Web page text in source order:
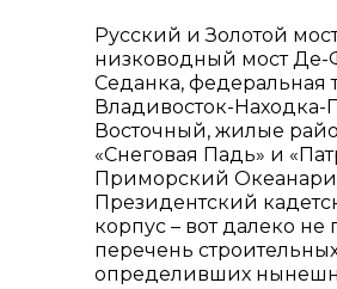
Русский и Золотой
низководный мост Де-
Седанка, федеральная
Владивосток-Находка-
Восточный, жилые
«Снеговая Падь» и
Приморский
Президентский
корпус – вот далеко не
перечень
определивших